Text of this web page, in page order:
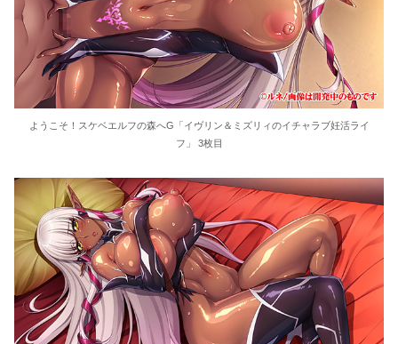
ようこそ！スケベエルフの森へG「イヴリン＆ミズリィのイチャラブ妊活ライ
フ」 3枚目